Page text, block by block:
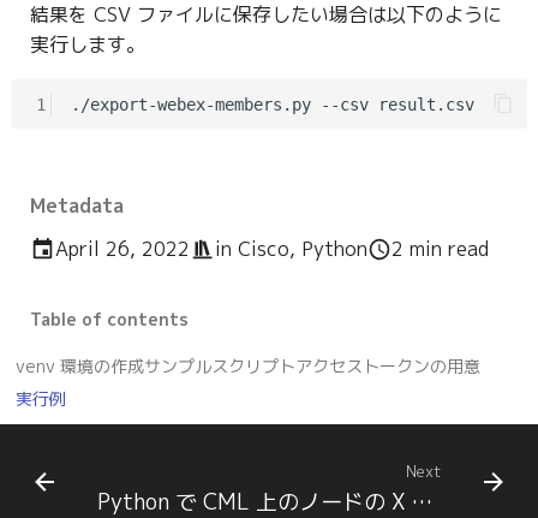
Metadata
April 26, 2022
in Cisco, Python 2 min read
Table of contents
venv 環境の作成サンプルスクリプトアクセストークンの用意
実行例
結果を CSV ファイルに保存したい場合は以下のように
実行します。
1 ./export-webex-members.py --csv result.csv
Next
Python で CML 上のノードの X / Y 座標を変更するサンプル